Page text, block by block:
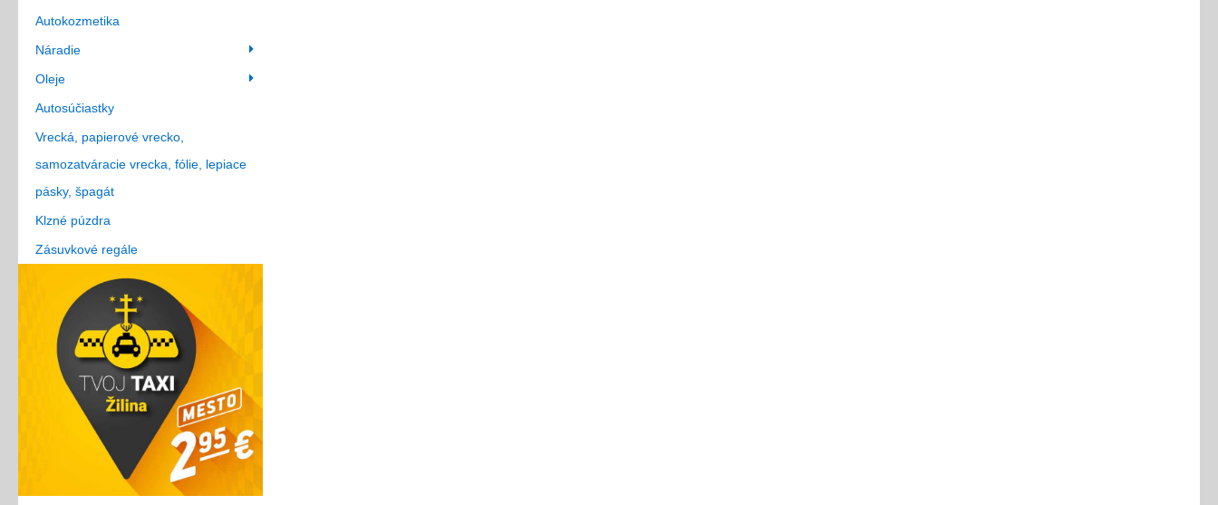
Autokozmetika
Náradie
Oleje
Autosúčiastky
Vrecká, papierové vrecko,
samozatváracie vrecka, fólie, lepiace
pásky, špagát
Klzné púzdra
Zásuvkové regále